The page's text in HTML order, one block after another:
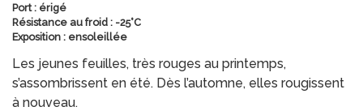
Port : érigé
Résistance au froid : -25°C
Exposition : ensoleillée
Les jeunes feuilles, très rouges au printemps,
s’assombrissent en été. Dès l’automne, elles rougissent
à nouveau.